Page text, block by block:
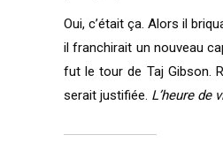
Oui, c’était ça. Alors il
il franchirait un nouveau
fut le tour de Taj Gibson.
serait justifiée. L’heure de